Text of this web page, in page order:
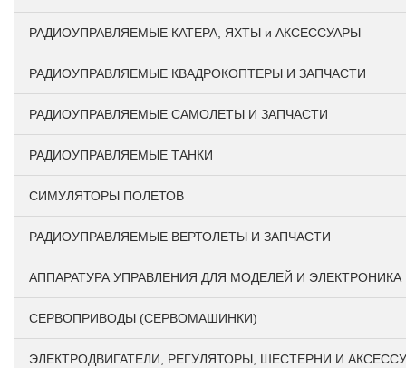
РАДИОУПРАВЛЯЕМЫЕ КАТЕРА, ЯХТЫ и АКСЕССУАРЫ
РАДИОУПРАВЛЯЕМЫЕ КВАДРОКОПТЕРЫ И ЗАПЧАСТИ
РАДИОУПРАВЛЯЕМЫЕ САМОЛЕТЫ И ЗАПЧАСТИ
РАДИОУПРАВЛЯЕМЫЕ ТАНКИ
СИМУЛЯТОРЫ ПОЛЕТОВ
РАДИОУПРАВЛЯЕМЫЕ ВЕРТОЛЕТЫ И ЗАПЧАСТИ
АППАРАТУРА УПРАВЛЕНИЯ ДЛЯ МОДЕЛЕЙ И ЭЛЕКТРОНИКА
СЕРВОПРИВОДЫ (СЕРВОМАШИНКИ)
ЭЛЕКТРОДВИГАТЕЛИ, РЕГУЛЯТОРЫ, ШЕСТЕРНИ И